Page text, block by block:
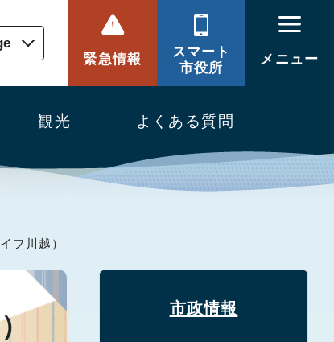
緊急情報
スマート
市役所
メニュー
観光 よくある質問
フ川越）
市政情報